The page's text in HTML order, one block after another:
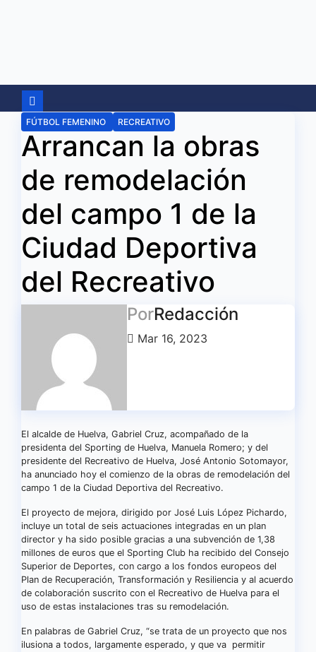
FÚTBOL FEMENINO RECREATIVO
Arrancan la obras
de remodelación
del campo 1 de la
Ciudad Deportiva
del Recreativo
PorRedacción
Mar 16, 2023
El alcalde de Huelva, Gabriel Cruz, acompañado de la
presidenta del Sporting de Huelva, Manuela Romero; y del
presidente del Recreativo de Huelva, José Antonio Sotomayor,
ha anunciado hoy el comienzo de la obras de remodelación del
campo 1 de la Ciudad Deportiva del Recreativo.
El proyecto de mejora, dirigido por José Luis López Pichardo,
incluye un total de seis actuaciones integradas en un plan
director y ha sido posible gracias a una subvención de 1,38
millones de euros que el Sporting Club ha recibido del Consejo
Superior de Deportes, con cargo a los fondos europeos del
Plan de Recuperación, Transformación y Resiliencia y al acuerdo
de colaboración suscrito con el Recreativo de Huelva para el
uso de estas instalaciones tras su remodelación.
En palabras de Gabriel Cruz, “se trata de un proyecto que nos
ilusiona a todos, largamente esperado, y que va permitir